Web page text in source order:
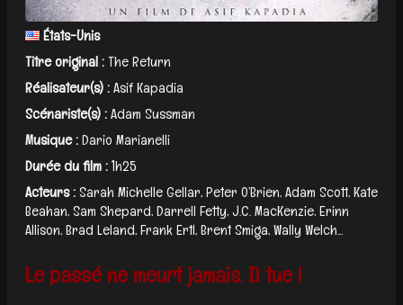
États-Unis
Titre original :The Return
Réalisateur(s) :Asif Kapadia
Scénariste(s) :Adam Sussman
Musique :Dario Marianelli
Durée du film :1h25
Acteurs :Sarah Michelle Gellar, Peter O’Brien, Adam Scott, Kate
Beahan, Sam Shepard, Darrell Fetty, J.C. MacKenzie, Erinn
Allison, Brad Leland, Frank Ertl, Brent Smiga, Wally Welch...
Le passé ne meurt jamais. Il tue !